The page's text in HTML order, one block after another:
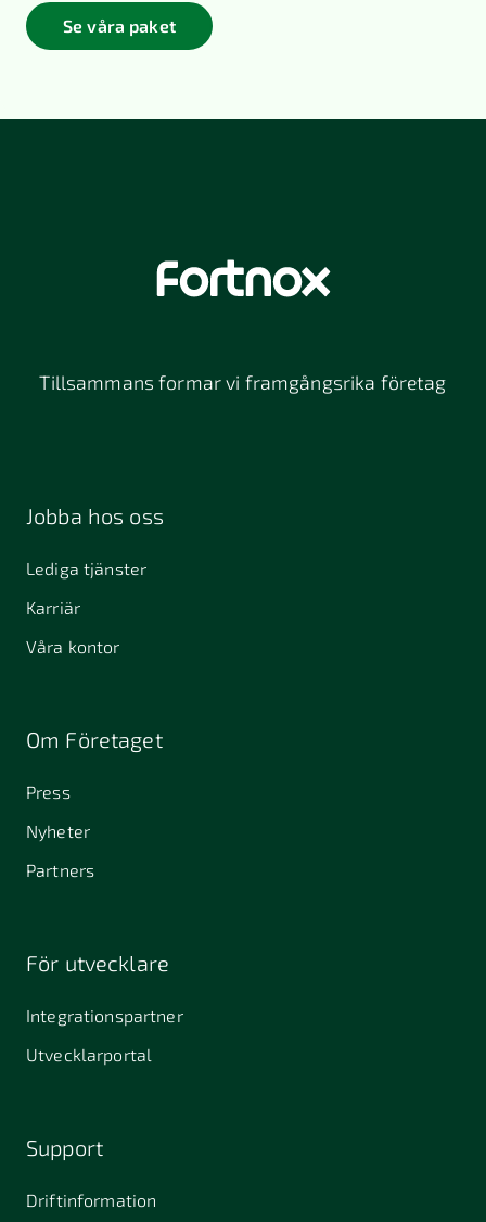
Se våra paket
Tillsammans formar vi framgångsrika företag
Jobba hos oss
Lediga tjänster
Karriär
Våra kontor
Om Företaget
Press
Nyheter
Partners
För utvecklare
Integrationspartner
Utvecklarportal
Support
Driftinformation